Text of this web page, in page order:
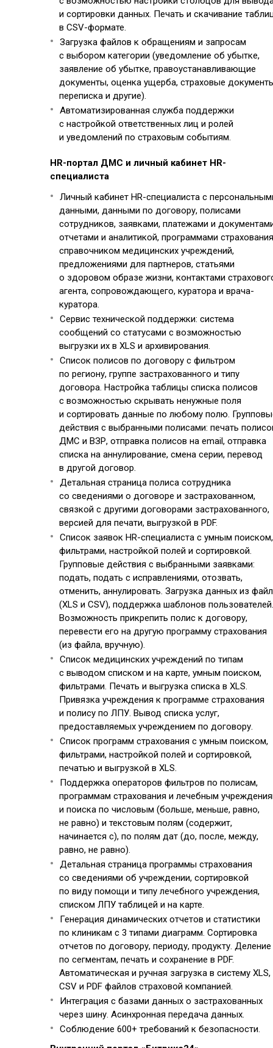
и сортировки данных. Печать и скачивание
в CSV-формате.
Загрузка файлов к обращениям и запросам
с выбором категории (уведомление об убытке,
заявление об убытке, правоустанавливающие
документы, оценка ущерба, страховые
переписка и другие).
Автоматизированная служба поддержки
с настройкой ответственных лиц и ролей
и уведомлений по страховым событиям.
HR-портал ДМС и личный кабинет HR-
специалиста
Личный кабинет HR-специалиста с
данными, данными по договору, полисами
сотрудников, заявками, платежами и
отчетами и аналитикой, программами
справочником медицинских учреждений,
предложениями для партнеров, статьями
о здоровом образе жизни, контактами
агента, сопровождающего, куратора и врача-
куратора.
Сервис технической поддержки: система
сообщений со статусами с возможностью
выгрузки их в XLS и архивирования.
Список полисов по договору с фильтром
по региону, группе застрахованного и типу
договора. Настройка таблицы списка полисов
с возможностью скрывать ненужные поля
и сортировать данные по любому полю.
действия с выбранными полисами: печать
ДМС и ВЗР, отправка полисов на email, отправка
списка на аннулирование, смена серии, перевод
в другой договор.
Детальная страница полиса сотрудника
со сведениями о договоре и застрахованном,
связкой с другими договорами застрахованного,
версией для печати, выгрузкой в PDF.
Список заявок HR-специалиста с умным поиском,
фильтрами, настройкой полей и сортировкой.
Групповые действия с выбранными заявками:
подать, подать с исправлениями, отозвать,
отменить, аннулировать. Загрузка данных из
(XLS и CSV), поддержка шаблонов пользователей.
Возможность прикрепить полис к договору,
перевести его на другую программу страхования
(из файла, вручную).
Список медицинских учреждений по типам
с выводом списком и на карте, умным поиском,
фильтрами. Печать и выгрузка списка в XLS.
Привязка учреждения к программе страхования
и полису по ЛПУ. Вывод списка услуг,
предоставляемых учреждением по договору.
Список программ страхования с умным поиском,
фильтрами, настройкой полей и сортировкой,
печатью и выгрузкой в XLS.
Поддержка операторов фильтров по полисам,
программам страхования и лечебным
и поиска по числовым (больше, меньше, равно,
не равно) и текстовым полям (содержит,
начинается с), по полям дат (до, после, между,
равно, не равно).
Детальная страница программы страхования
со сведениями об учреждении, сортировкой
по виду помощи и типу лечебного учреждения,
списком ЛПУ таблицей и на карте.
Генерация динамических отчетов и статистики
по клиникам с 3 типами диаграмм. Сортировка
отчетов по договору, периоду, продукту. Деление
по сегментам, печать и сохранение в PDF.
Автоматическая и ручная загрузка в систему XLS,
CSV и PDF файлов страховой компанией.
Интеграция с базами данных о застрахованных
через шину. Асинхронная передача данных.
Соблюдение 600+ требований к безопасности.